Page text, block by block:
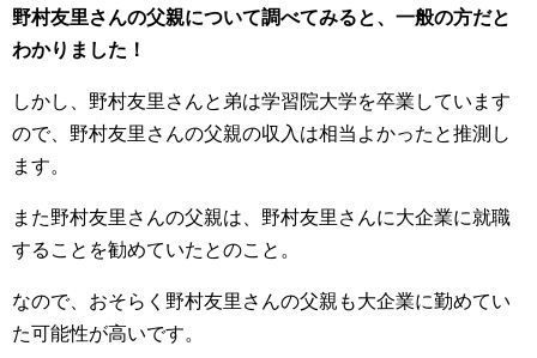
野村友里さんの父親について調べてみると、一般の方だと
わかりました！
しかし、野村友里さんと弟は学習院大学を卒業しています
ので、野村友里さんの父親の収入は相当よかったと推測し
ます。
また野村友里さんの父親は、野村友里さんに大企業に就職
することを勧めていたとのこと。
なので、おそらく野村友里さんの父親も大企業に勤めてい
た可能性が高いです。